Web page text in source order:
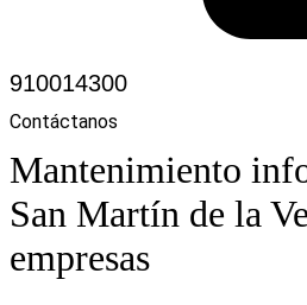
910014300
Contáctanos
Mantenimiento
San Martín de la
empresas